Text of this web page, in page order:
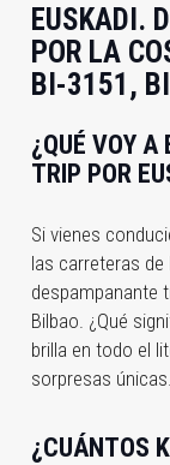
EUSKADI.
POR LA
BI-3151,
¿QUÉ VOY A
TRIP POR
Si vienes
las carreteras
despampanante
Bilbao. ¿Qué
brilla en todo el
sorpresas únicas.
¿CUÁNTOS